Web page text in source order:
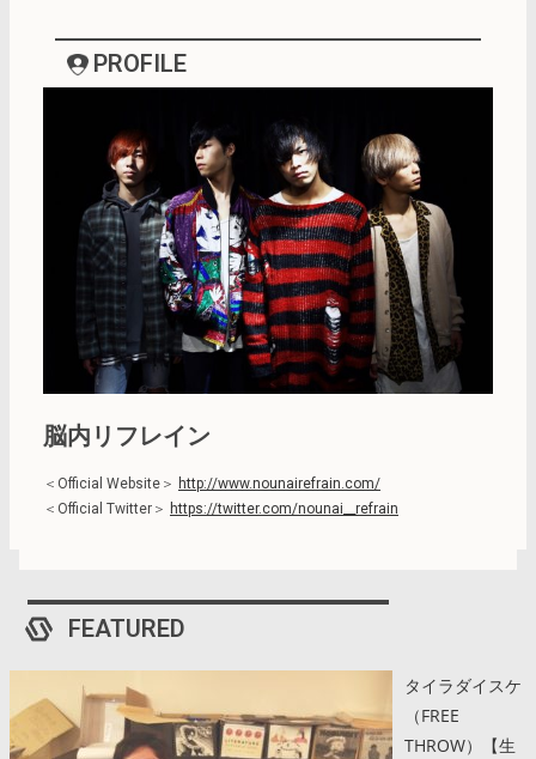
PROFILE
脳内リフレイン
＜Official Website＞ http://www.nounairefrain.com/
＜Official Twitter＞ https://twitter.com/nounai__refrain
FEATURED
タイラダイスケ
（FREE
THROW）【生